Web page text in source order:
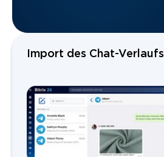
Import des Chat-Verlaufs